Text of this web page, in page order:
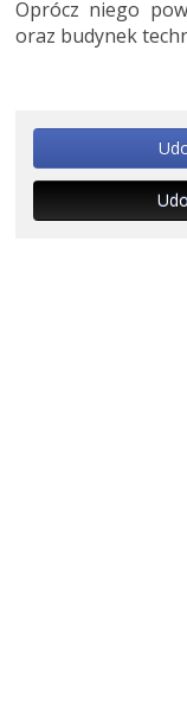
Oprócz niego
oraz budynek